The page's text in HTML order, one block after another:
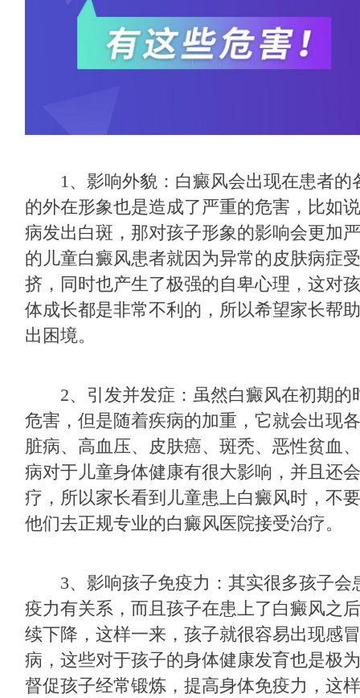
1、影响外貌：白癜风会出现在患者的
的外在形象也是造成了严重的危害，比如
病发出白斑，那对孩子形象的影响会更加
的儿童白癜风患者就因为异常的皮肤病症
挤，同时也产生了极强的自卑心理，这对
体成长都是非常不利的，所以希望家长帮
出困境。
2、引发并发症：虽然白癜风在初期的
危害，但是随着疾病的加重，它就会出现
脏病、高血压、皮肤癌、斑秃、恶性贫血
病对于儿童身体健康有很大影响，并且还
疗，所以家长看到儿童患上白癜风时，不
他们去正规专业的白癜风医院接受治疗。
3、影响孩子免疫力：其实很多孩子会
疫力有关系，而且孩子在患上了白癜风之
续下降，这样一来，孩子就很容易出现感
病，这些对于孩子的身体健康发育也是极
督促孩子经常锻炼，提高身体免疫力，这